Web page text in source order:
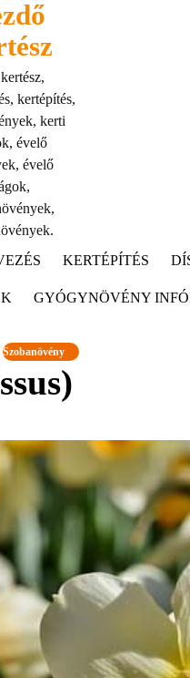
kertépítés,
kerti
évelő
évelő
KERTÉPÍTÉS
GYÓGYNÖVÉNY
Szobanövény